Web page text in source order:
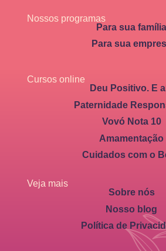
Nossos programas
Para sua família
Para sua
Cursos online
Deu Positivo. E
Paternidade
Vovó Nota 10
Amamentação
Cuidados com o
Veja mais
Sobre nós
Nosso blog
Política de